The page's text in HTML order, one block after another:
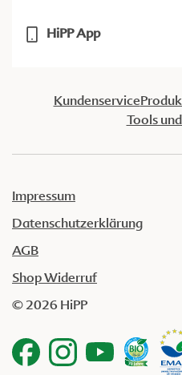
HiPP App
Kundenservice
Tools
Impressum
Datenschutzerklärung
AGB
Shop Widerruf
© 2026 HiPP